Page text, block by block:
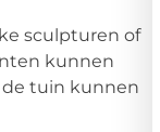
sculpturen of
kunnen
de tuin kunnen